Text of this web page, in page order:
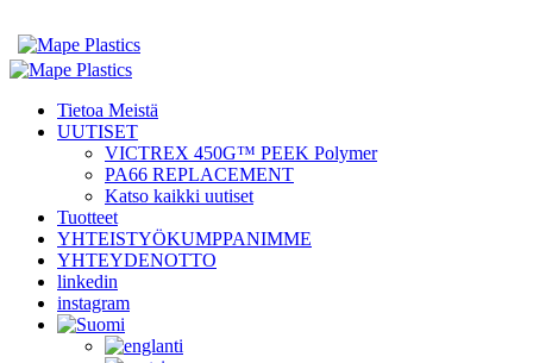
Tietoa Meistä
UUTISET
VICTREX 450G™ PEEK Polymer
PA66 REPLACEMENT
Katso kaikki uutiset
Tuotteet
YHTEISTYÖKUMPPANIMME
YHTEYDENOTTO
linkedin
instagram